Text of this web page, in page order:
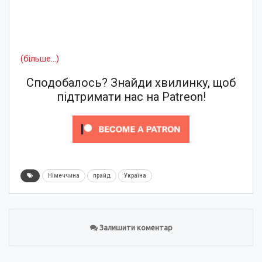
(більше…)
Сподобалось? Знайди хвилинку, щоб
підтримати нас на Patreon!
Німеччина прайд Україна
Залишити коментар